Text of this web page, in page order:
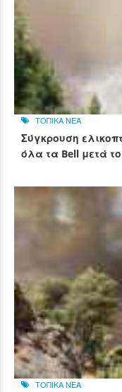
ΤΟΠΙΚΑ ΝΕΑ
Σύγκρουση
όλα τα Bell μετά
ΤΟΠΙΚΑ ΝΕΑ